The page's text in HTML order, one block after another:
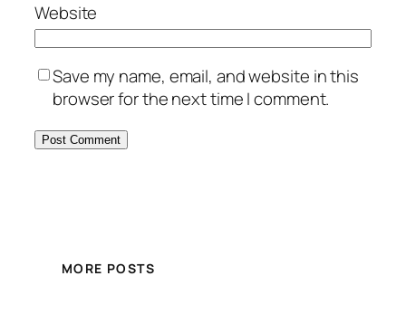
Website
Save my name, email, and website in this
browser for the next time I comment.
MORE POSTS